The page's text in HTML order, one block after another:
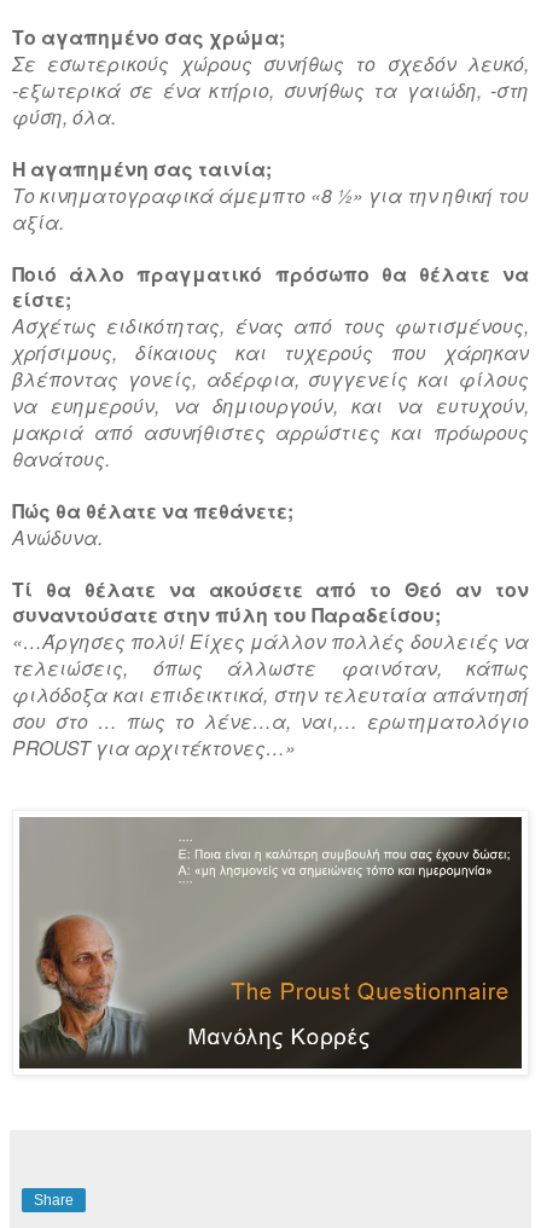
Το αγαπημένο σας χρώμα;
Σε εσωτερικούς χώρους συνήθως το σχεδόν λευκό,
-εξωτερικά σε ένα κτήριο, συνήθως τα γαιώδη, -στη
φύση, όλα.
Η αγαπημένη σας ταινία;
Το κινηματογραφικά άμεμπτο «8 ½» για την ηθική του
αξία.
Ποιό άλλο πραγματικό πρόσωπο θα θέλατε να
είστε;
Ασχέτως ειδικότητας, ένας από τους φωτισμένους,
χρήσιμους, δίκαιους και τυχερούς που χάρηκαν
βλέποντας γονείς, αδέρφια, συγγενείς και φίλους
να ευημερούν, να δημιουργούν, και να ευτυχούν,
μακριά από ασυνήθιστες αρρώστιες και πρόωρους
θανάτους.
Πώς θα θέλατε να πεθάνετε;
Ανώδυνα.
Τί θα θέλατε να ακούσετε από το Θεό αν τον
συναντούσατε στην πύλη του Παραδείσου;
«…Άργησες πολύ! Είχες μάλλον πολλές δουλειές να
τελειώσεις, όπως άλλωστε φαινόταν, κάπως
φιλόδοξα και επιδεικτικά, στην τελευταία απάντησή
σου στο … πως το λένε…α, ναι,… ερωτηματολόγιο
PROUST για αρχιτέκτονες…»
Share